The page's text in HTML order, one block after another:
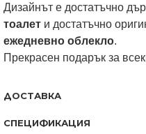
Дизайнът е достатъчно
тоалет и достатъчно
ежедневно облекло.
Прекрасен подарък за
ДОСТАВКА
СПЕЦИФИКАЦИЯ